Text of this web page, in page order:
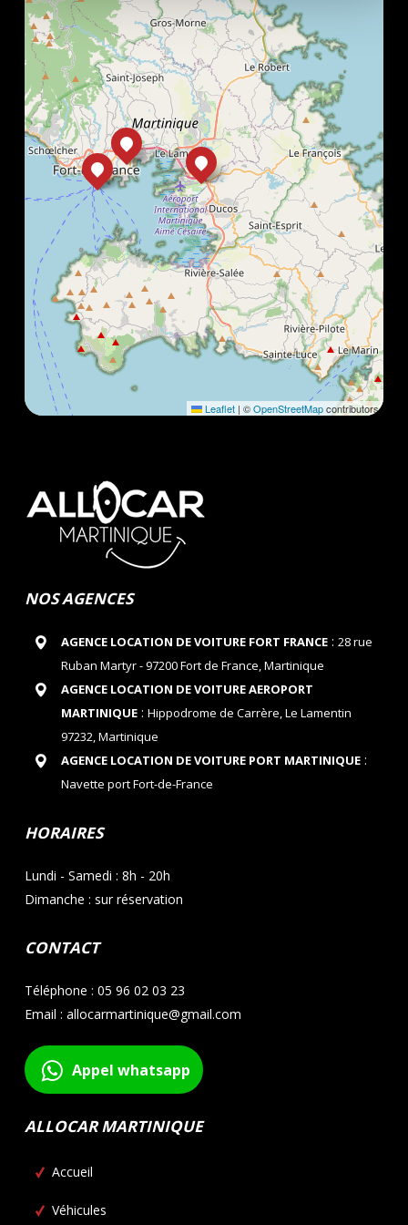
Leaflet | ©OpenStreetMapcontributors
NOS AGENCES
AGENCE LOCATION DE VOITURE FORT FRANCE: 28 rue
Ruban Martyr - 97200 Fort de France, Martinique
AGENCE LOCATION DE VOITURE AEROPORT
MARTINIQUE: Hippodrome de Carrère, Le Lamentin
97232, Martinique
AGENCE LOCATION DE VOITURE PORT MARTINIQUE:
Navette port Fort-de-France
HORAIRES
Lundi - Samedi : 8h - 20h
Dimanche : sur réservation
CONTACT
Téléphone : 05 96 02 03 23
Email : allocarmartinique@gmail.com
Appel whatsapp
ALLOCAR MARTINIQUE
Accueil
Véhicules